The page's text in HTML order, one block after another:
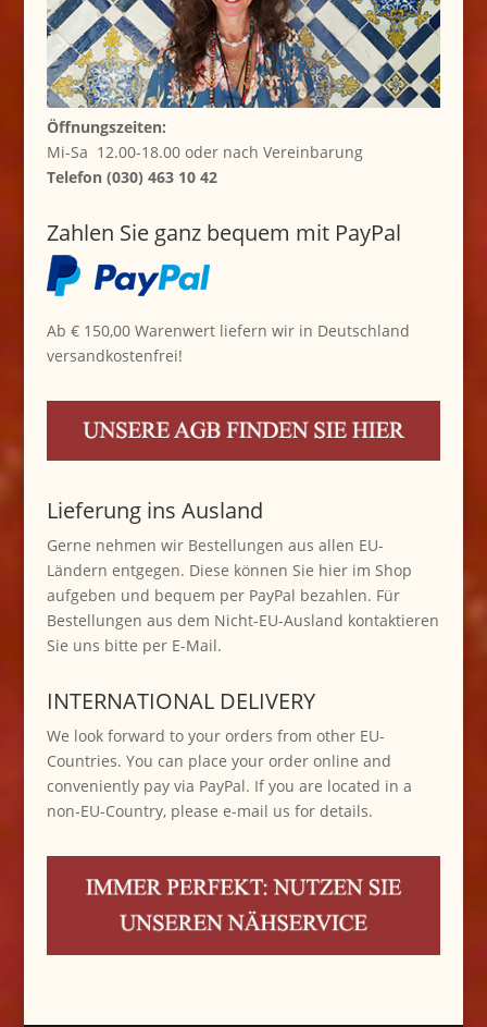
Öffnungszeiten:
Mi-Sa 12.00-18.00 oder nach Vereinbarung
Telefon (030) 463 10 42
Zahlen Sie ganz bequem mit PayPal
Ab € 150,00 Warenwert liefern wir in Deutschland
versandkostenfrei!
Lieferung ins Ausland
Gerne nehmen wir Bestellungen aus allen EU-
Ländern entgegen. Diese können Sie hier im Shop
aufgeben und bequem per PayPal bezahlen. Für
Bestellungen aus dem Nicht-EU-Ausland kontaktieren
Sie uns bitte per E-Mail.
INTERNATIONAL DELIVERY
We look forward to your orders from other EU-
Countries. You can place your order online and
conveniently pay via PayPal. If you are located in a
non-EU-Country, please e-mail us for details.